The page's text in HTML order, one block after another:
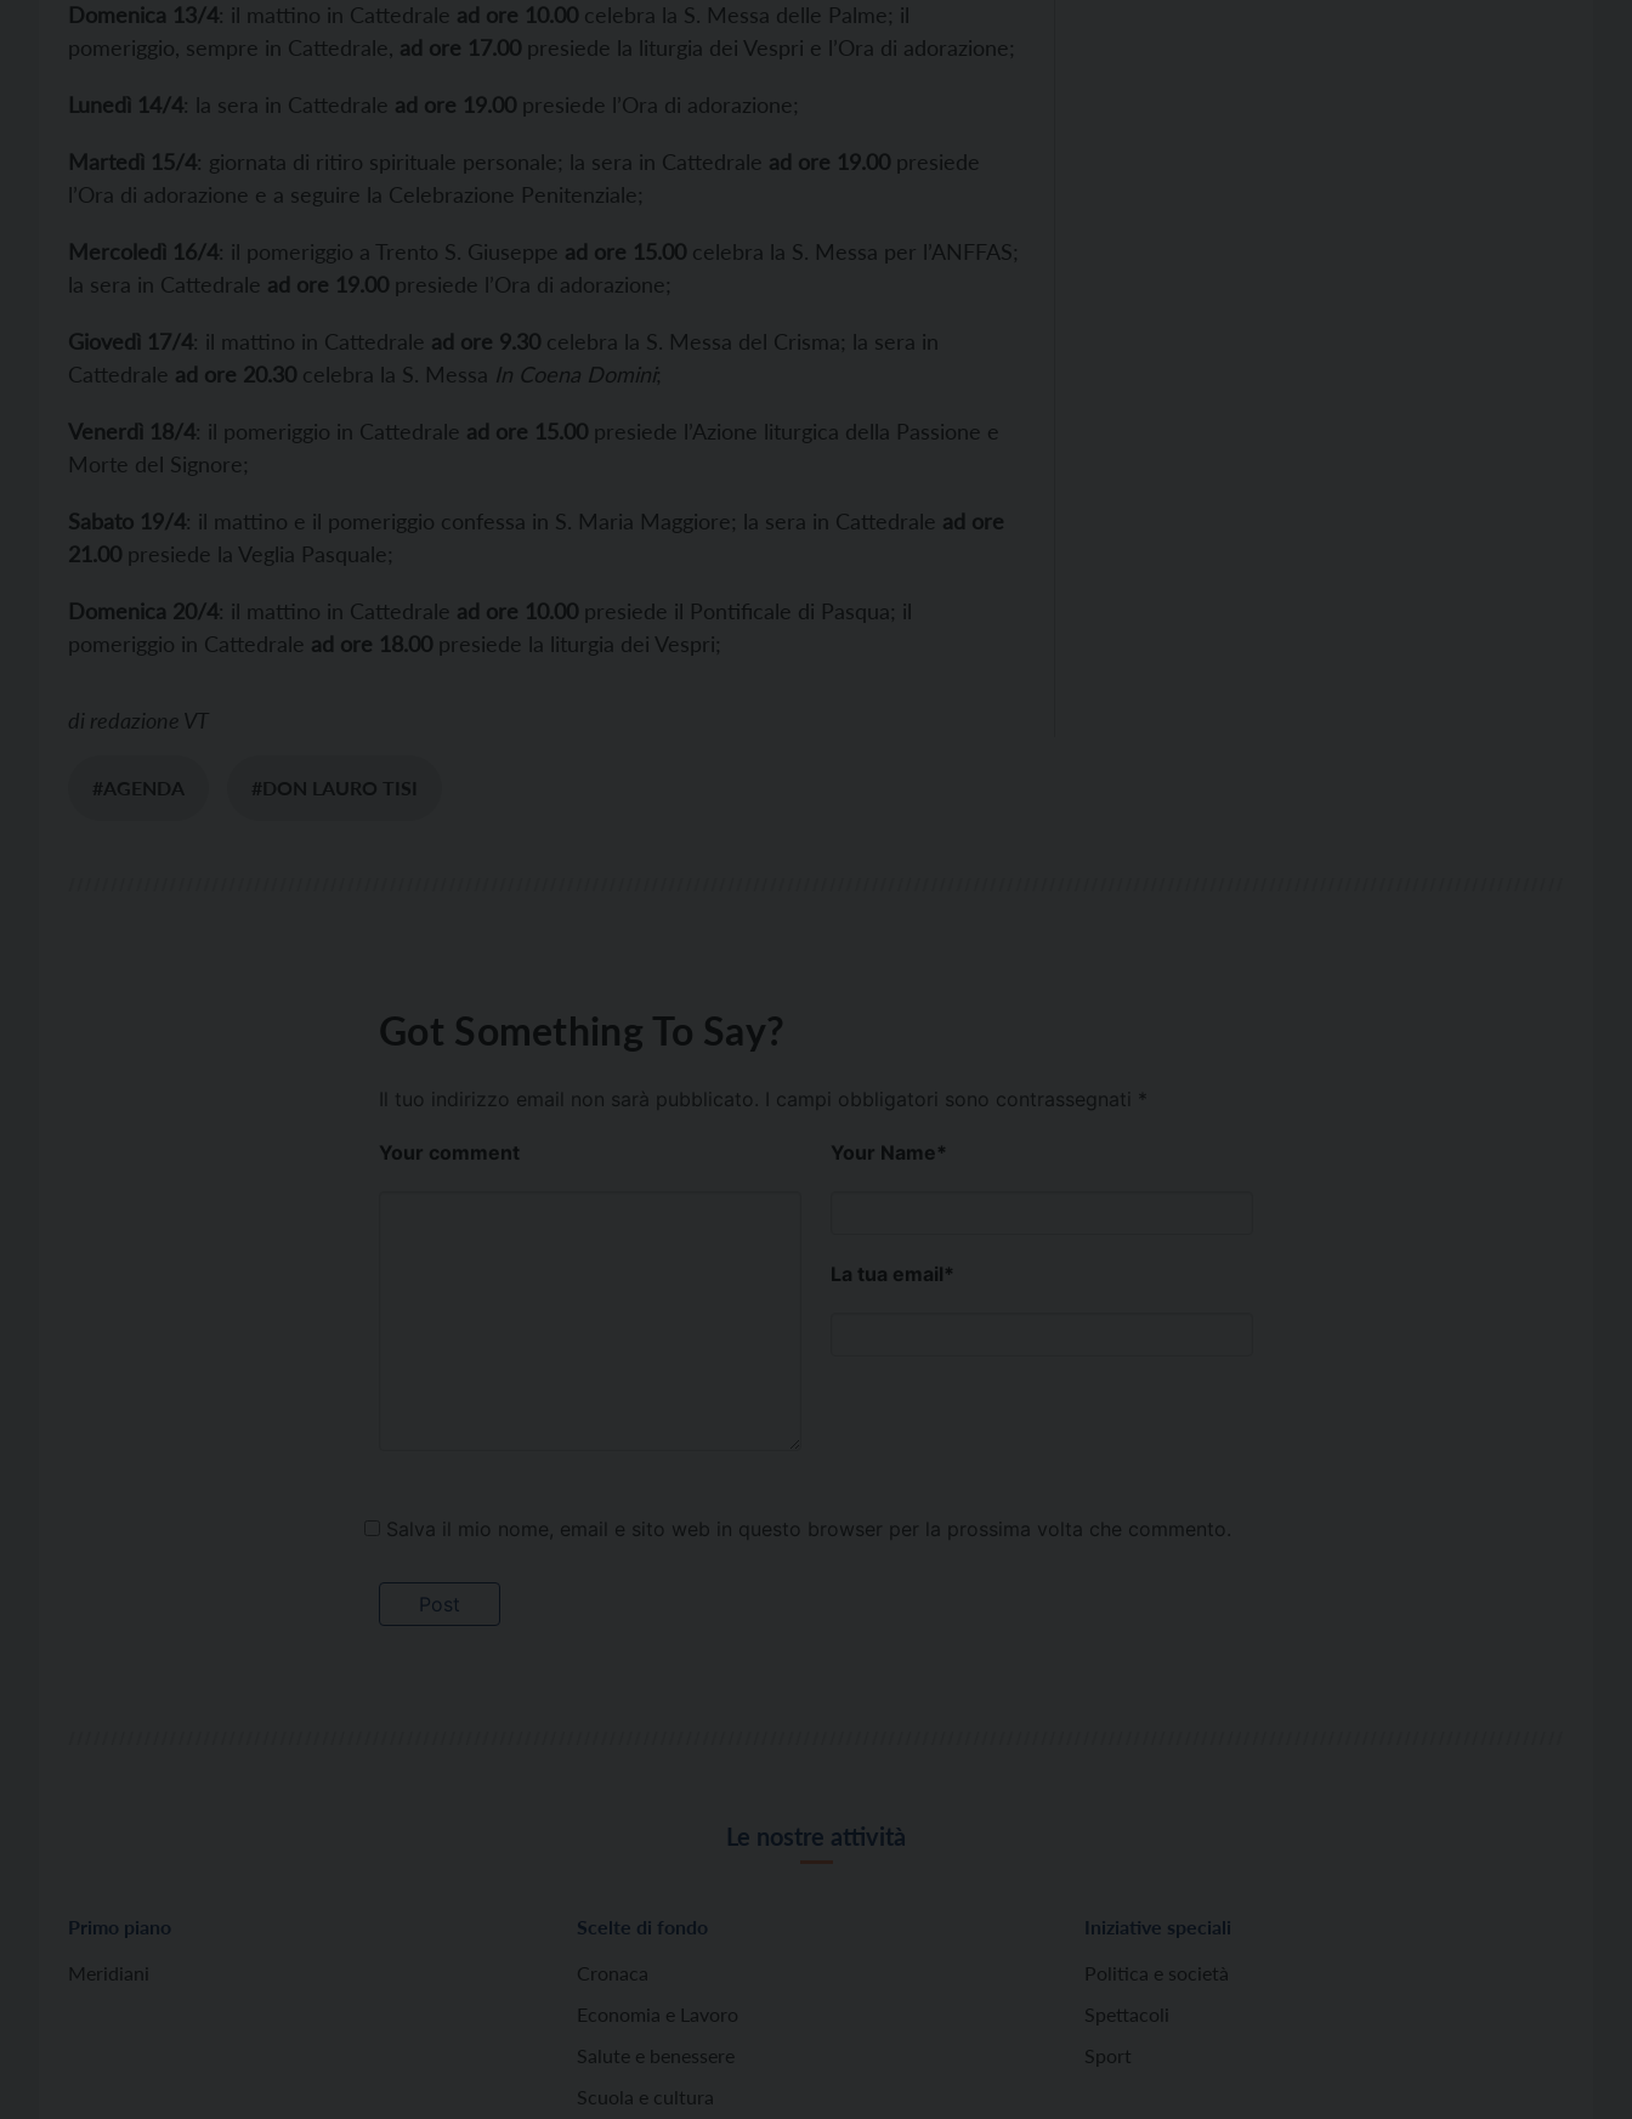
Domenica 13/4: il mattino in Cattedrale ad ore 10.00 celebra la S. Messa delle Palme; il
pomeriggio, sempre in Cattedrale, ad ore 17.00 presiede la liturgia dei Vespri e l’Ora di adorazione;
Lunedì 14/4: la sera in Cattedrale ad ore 19.00 presiede l’Ora di adorazione;
Martedì 15/4: giornata di ritiro spirituale personale; la sera in Cattedrale ad ore 19.00 presiede
l’Ora di adorazione e a seguire la Celebrazione Penitenziale;
Mercoledì 16/4: il pomeriggio a Trento S. Giuseppe ad ore 15.00 celebra la S. Messa per l’ANFFAS;
la sera in Cattedrale ad ore 19.00 presiede l’Ora di adorazione;
Giovedì 17/4: il mattino in Cattedrale ad ore 9.30 celebra la S. Messa del Crisma; la sera in
Cattedrale ad ore 20.30 celebra la S. Messa In Coena Domini;
Venerdì 18/4: il pomeriggio in Cattedrale ad ore 15.00 presiede l’Azione liturgica della Passione e
Morte del Signore;
Sabato 19/4: il mattino e il pomeriggio confessa in S. Maria Maggiore; la sera in Cattedrale ad ore
21.00 presiede la Veglia Pasquale;
Domenica 20/4: il mattino in Cattedrale ad ore 10.00 presiede il Pontificale di Pasqua; il
pomeriggio in Cattedrale ad ore 18.00 presiede la liturgia dei Vespri;
di redazione VT
#AGENDA #DON LAURO TISI
Got Something To Say?
Il tuo indirizzo email non sarà pubblicato. I campi obbligatori sono contrassegnati *
Your comment Your Name*
La tua email*
Salva il mio nome, email e sito web in questo browser per la prossima volta che commento.
Le nostre attività
Primo piano
Meridiani
Scelte di fondo
Cronaca
Economia e Lavoro
Salute e benessere
Scuola e cultura
Iniziative speciali
Politica e società
Spettacoli
Sport